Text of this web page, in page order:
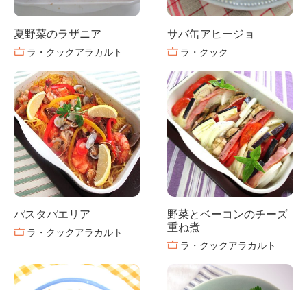
夏野菜のラザニア
ラ・クックアラカルト
サバ缶アヒージョ
ラ・クック
パスタパエリア
ラ・クックアラカルト
野菜とベーコンのチーズ
重ね煮
ラ・クックアラカルト